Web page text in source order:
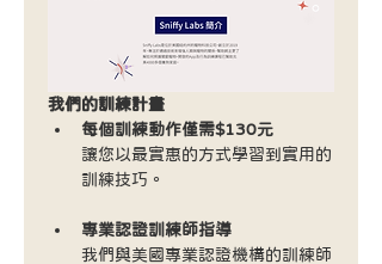
我們的訓練計畫
每個訓練動作僅需$130元
讓您以最實惠的方式學習到實用的
訓練技巧。
專業認證訓練師指導
我們與美國專業認證機構的訓練師